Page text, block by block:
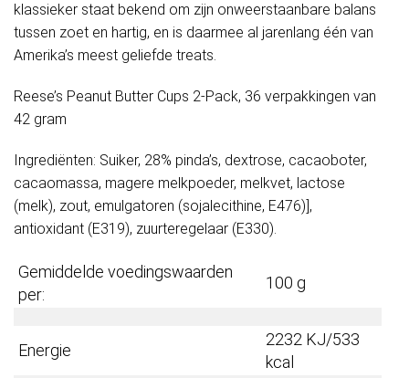
klassieker staat bekend om zijn onweerstaanbare balans
tussen zoet en hartig, en is daarmee al jarenlang één van
Amerika’s meest geliefde treats.
Reese’s Peanut Butter Cups 2-Pack, 36 verpakkingen van
42 gram
Ingrediënten: Suiker, 28% pinda’s, dextrose, cacaoboter,
cacaomassa, magere melkpoeder, melkvet, lactose
(melk), zout, emulgatoren (sojalecithine, E476)],
antioxidant (E319), zuurteregelaar (E330).
Gemiddelde voedingswaarden
per:
100 g
Energie
2232 KJ/533
kcal